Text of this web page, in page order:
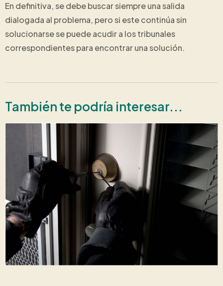
En definitiva, se debe buscar siempre una salida
dialogada al problema, pero si este continúa sin
solucionarse se puede acudir a los tribunales
correspondientes para encontrar una solución.
También te podría interesar...